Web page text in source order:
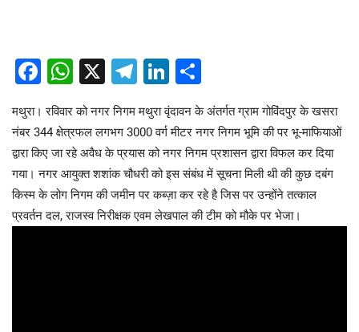
Facebook
WhatsApp
X Telegram
LinkedIn
मथुरा। रविवार को नगर निगम मथुरा वृंदावन के अंतर्गत ग्राम गोविंदपुर के खसरा
नंबर 344 क्षेत्रफल लगभग 3000 वर्ग मीटर नगर निगम भूमि की पर भू-माफियाओं
द्वारा किए जा रहे अवैध के प्रयास को नगर निगम प्रशासन द्वारा विफल कर दिया
गया। नगर आयुक्त शशांक चौधरी को इस संबंध में सूचना मिली थी की कुछ दबंग
किस्म के लोग निगम की जमीन पर कब्ज़ा कर रहे है जिस पर उन्होंने तत्काल
प्रवर्तन दल, राजस्व निरीक्षक एवम लेखपाल की टीम को मौके पर भेजा।